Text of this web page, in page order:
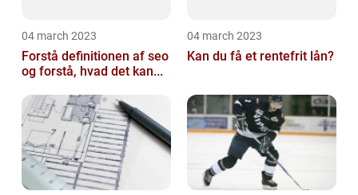
04 march 2023
Forstå definitionen af seo
og forstå, hvad det kan...
04 march 2023
Kan du få et rentefrit lån?